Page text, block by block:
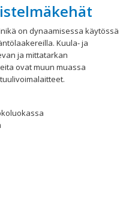
on dynaamisessa käytössä
Kuula- ja
ja mittatarkan
ovat muun muassa